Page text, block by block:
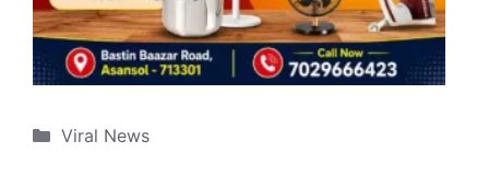
Categories
Viral News